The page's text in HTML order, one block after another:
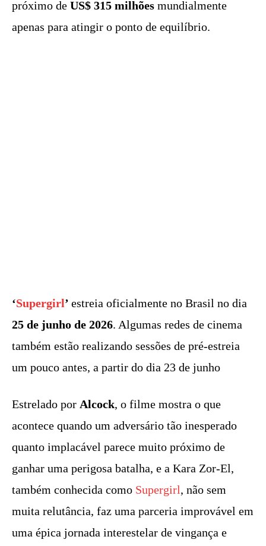
próximo de US$ 315 milhões mundialmente
apenas para atingir o ponto de equilíbrio.
‘Supergirl’ estreia oficialmente no Brasil no dia
25 de junho de 2026. Algumas redes de cinema
também estão realizando sessões de pré-estreia
um pouco antes, a partir do dia 23 de junho
Estrelado por Alcock, o filme mostra o que
acontece quando um adversário tão inesperado
quanto implacável parece muito próximo de
ganhar uma perigosa batalha, e a Kara Zor-El,
também conhecida como Supergirl, não sem
muita relutância, faz uma parceria improvável em
uma épica jornada interestelar de vingança e